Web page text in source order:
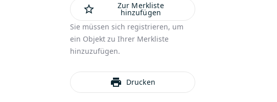
star_outline Zur Merkliste
hinzufügen
Sie müssen sich registrieren, um
ein Objekt zu Ihrer Merkliste
hinzuzufügen.
print Drucken